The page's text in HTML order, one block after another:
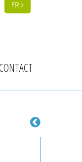
FR